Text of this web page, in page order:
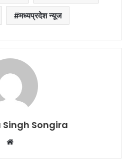
मध्यप्रदेश न्यूज
Songira
Website